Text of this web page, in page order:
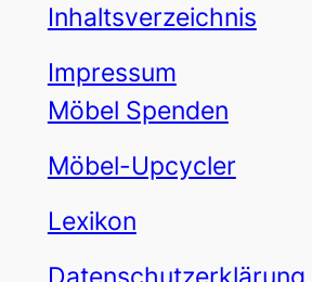
Inhaltsverzeichnis
Impressum
Möbel Spenden
Möbel-Upcycler
Lexikon